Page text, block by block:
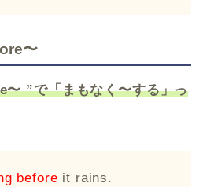
〜
”で「まもなく〜する」っ
before it rains.